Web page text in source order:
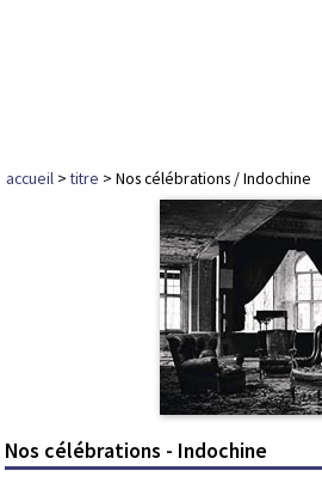
accueil >titre > Nos célébrations / Indochine
Nos célébrations - Indochine